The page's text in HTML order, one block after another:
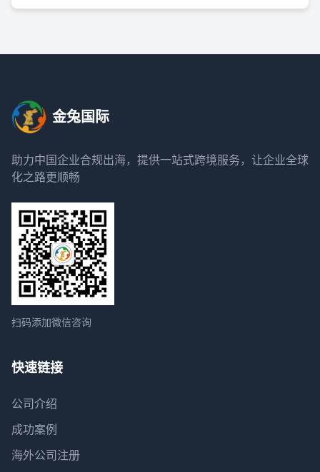
金兔国际
助力中国企业合规出海，提供一站式跨境服务，让企业全球
化之路更顺畅
扫码添加微信咨询
快速链接
公司介绍
成功案例
海外公司注册